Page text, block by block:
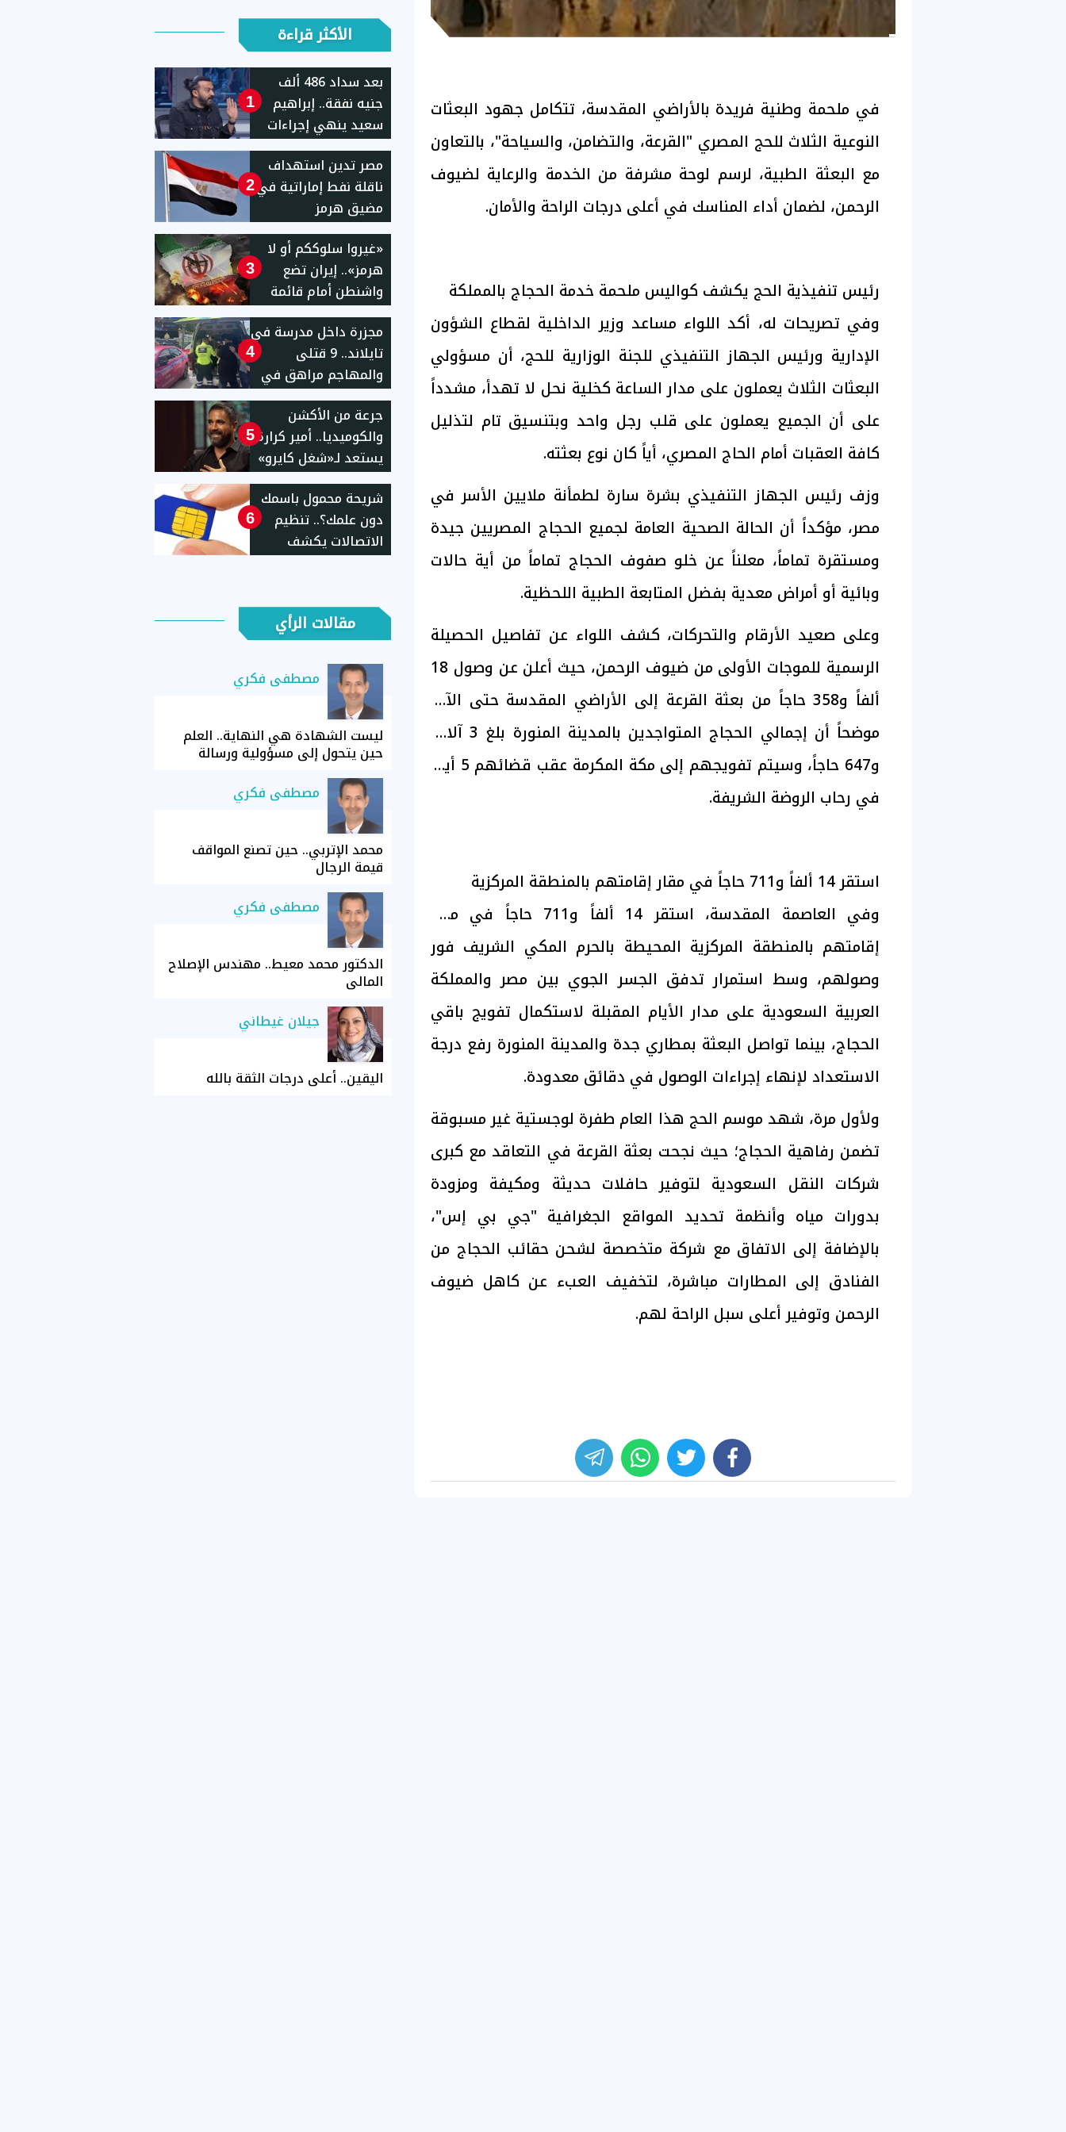
في ملحمة وطنية فريدة بالأراضي المقدسة، تتكامل جهود البعثات
النوعية الثلاث للحج المصري "القرعة، والتضامن، والسياحة"، بالتعاون
مع البعثة الطبية، لرسم لوحة مشرفة من الخدمة والرعاية لضيوف
الرحمن، لضمان أداء المناسك في أعلى درجات الراحة والأمان.
رئيس تنفيذية الحج يكشف كواليس ملحمة خدمة الحجاج بالمملكة
وفي تصريحات له، أكد اللواء مساعد وزير الداخلية لقطاع الشؤون
الإدارية ورئيس الجهاز التنفيذي للجنة الوزارية للحج، أن مسؤولي
البعثات الثلاث يعملون على مدار الساعة كخلية نحل لا تهدأ، مشدداً
على أن الجميع يعملون على قلب رجل واحد وبتنسيق تام لتذليل
كافة العقبات أمام الحاج المصري، أياً كان نوع بعثته.
وزف رئيس الجهاز التنفيذي بشرة سارة لطمأنة ملايين الأسر في
مصر، مؤكداً أن الحالة الصحية العامة لجميع الحجاج المصريين جيدة
ومستقرة تماماً، معلناً عن خلو صفوف الحجاج تماماً من أية حالات
وبائية أو أمراض معدية بفضل المتابعة الطبية اللحظية.
وعلى صعيد الأرقام والتحركات، كشف اللواء عن تفاصيل الحصيلة
الرسمية للموجات الأولى من ضيوف الرحمن، حيث أعلن عن وصول 18
ألفاً و358 حاجاً من بعثة القرعة إلى الأراضي المقدسة حتى الآن،
موضحاً أن إجمالي الحجاج المتواجدين بالمدينة المنورة بلغ 3 آلاف
و647 حاجاً، وسيتم تفويجهم إلى مكة المكرمة عقب قضائهم 5 أيام
في رحاب الروضة الشريفة.
استقر 14 ألفاً و711 حاجاً في مقار إقامتهم بالمنطقة المركزية
وفي العاصمة المقدسة، استقر 14 ألفاً و711 حاجاً في مقار
إقامتهم بالمنطقة المركزية المحيطة بالحرم المكي الشريف فور
وصولهم، وسط استمرار تدفق الجسر الجوي بين مصر والمملكة
العربية السعودية على مدار الأيام المقبلة لاستكمال تفويج باقي
الحجاج، بينما تواصل البعثة بمطاري جدة والمدينة المنورة رفع درجة
الاستعداد لإنهاء إجراءات الوصول في دقائق معدودة.
ولأول مرة، شهد موسم الحج هذا العام طفرة لوجستية غير مسبوقة
تضمن رفاهية الحجاج؛ حيث نجحت بعثة القرعة في التعاقد مع كبرى
شركات النقل السعودية لتوفير حافلات حديثة ومكيفة ومزودة
بدورات مياه وأنظمة تحديد المواقع الجغرافية "جي بي إس"،
بالإضافة إلى الاتفاق مع شركة متخصصة لشحن حقائب الحجاج من
الفنادق إلى المطارات مباشرة، لتخفيف العبء عن كاهل ضيوف
الرحمن وتوفير أعلى سبل الراحة لهم.
الأكثر قراءة
1
بعد سداد 486 ألف
جنيه نفقة.. إبراهيم
سعيد ينهي إجراءات
خروجه من القسم
2
مصر تدين استهداف
ناقلة نفط إماراتية في
مضيق هرمز
3
«غيروا سلوككم أو لا
هرمز».. إيران تضع
واشنطن أمام قائمة
مطالب حاسمة
4
مجزرة داخل مدرسة في
تايلاند.. 9 قتلى
والمهاجم مراهق في
عمر الـ14
5
جرعة من الأكشن
والكوميديا.. أمير كرارة
يستعد لـ«شغل كايرو»
6
شريحة محمول باسمك
دون علمك؟.. تنظيم
الاتصالات يكشف
طريقة الاستعلام
مقالات الرأي
مصطفى فكري
ليست الشهادة هي النهاية.. العلم
حين يتحول إلى مسؤولية ورسالة
مصطفى فكري
محمد الإتربي.. حين تصنع المواقف
قيمة الرجال
مصطفى فكري
الدكتور محمد معيط.. مهندس الإصلاح
المالي
جيلان غيطاني
اليقين.. أعلى درجات الثقة بالله